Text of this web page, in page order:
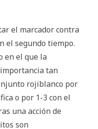
el marcador contra
el segundo tiempo.
en el que la
tan
rojiblanco por
o por 1-3 con el
una acción de
son